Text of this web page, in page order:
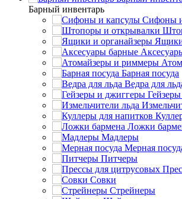
Барный инвентарь
Сифоны
Барная посуда
Ведра для
Ложки
Мадлеры
Мерная
Питчеры
Совки
Стрейнеры